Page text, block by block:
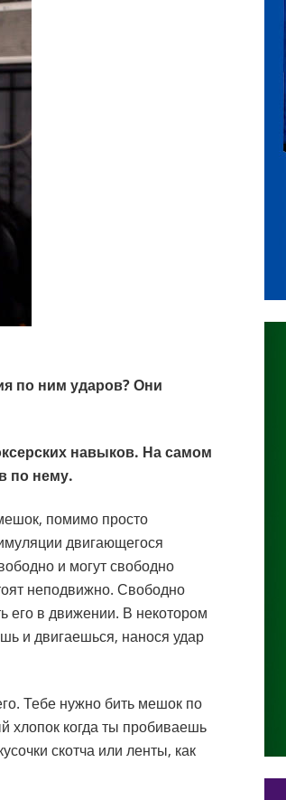
по ним ударов? Они
навыков. На самом
по нему.
помимо просто
двигающегося
и могут свободно
неподвижно. Свободно
его в движении. В некотором
и двигаешься, нанося удар
Тебе нужно бить мешок по
хлопок когда ты пробиваешь
скотча или ленты, как